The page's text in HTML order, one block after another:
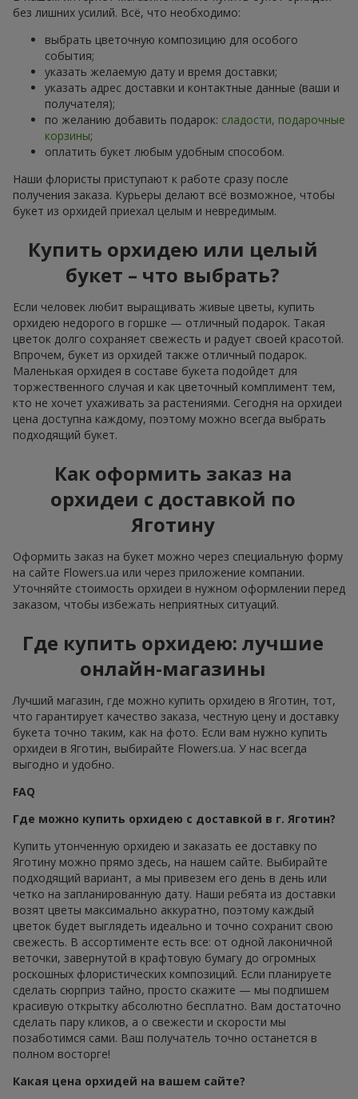
без лишних усилий. Всё, что необходимо:
выбрать цветочную композицию для особого
события;
указать желаемую дату и время доставки;
указать адрес доставки и контактные данные (ваши и
получателя);
по желанию добавить подарок: сладости, подарочные
корзины;
оплатить букет любым удобным способом.
Наши флористы приступают к работе сразу после
получения заказа. Курьеры делают всё возможное, чтобы
букет из орхидей приехал целым и невредимым.
Купить орхидею или целый
букет – что выбрать?
Если человек любит выращивать живые цветы, купить
орхидею недорого в горшке — отличный подарок. Такая
цветок долго сохраняет свежесть и радует своей красотой.
Впрочем, букет из орхидей также отличный подарок.
Маленькая орхидея в составе букета подойдет для
торжественного случая и как цветочный комплимент тем,
кто не хочет ухаживать за растениями. Сегодня на орхидеи
цена доступна каждому, поэтому можно всегда выбрать
подходящий букет.
Как оформить заказ на
орхидеи с доставкой по
Яготину
Оформить заказ на букет можно через специальную форму
на сайте Flowers.ua или через приложение компании.
Уточняйте стоимость орхидеи в нужном оформлении перед
заказом, чтобы избежать неприятных ситуаций.
Где купить орхидею: лучшие
онлайн-магазины
Лучший магазин, где можно купить орхидею в Яготин, тот,
что гарантирует качество заказа, честную цену и доставку
букета точно таким, как на фото. Если вам нужно купить
орхидеи в Яготин, выбирайте Flowers.ua. У нас всегда
выгодно и удобно.
FAQ
Где можно купить орхидею с доставкой в г. Яготин?
Купить утонченную орхидею и заказать ее доставку по
Яготину можно прямо здесь, на нашем сайте. Выбирайте
подходящий вариант, а мы привезем его день в день или
четко на запланированную дату. Наши ребята из доставки
возят цветы максимально аккуратно, поэтому каждый
цветок будет выглядеть идеально и точно сохранит свою
свежесть. В ассортименте есть все: от одной лаконичной
веточки, завернутой в крафтовую бумагу до огромных
роскошных флористических композиций. Если планируете
сделать сюрприз тайно, просто скажите — мы подпишем
красивую открытку абсолютно бесплатно. Вам достаточно
сделать пару кликов, а о свежести и скорости мы
позаботимся сами. Ваш получатель точно останется в
полном восторге!
Какая цена орхидей на вашем сайте?